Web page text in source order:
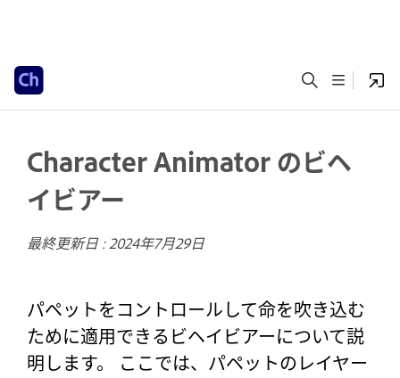
Character Animator のビヘ
イビアー
最終更新日 :2024年7月29日
パペットをコントロールして命を吹き込む
ために適用できるビヘイビアーについて説
明します。 ここでは、パペットのレイヤー